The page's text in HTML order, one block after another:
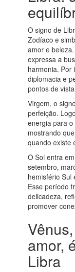
O signo de
Zodíaco e
amor e
expressa a
harmonia. Por
diplomacia e
pontos de
Virgem, o
perfeição.
energia para
mostrando
quando existe
O Sol entra
setembro,
hemisfério Sul
Esse período
delicadeza,
promover
amor,
Libra